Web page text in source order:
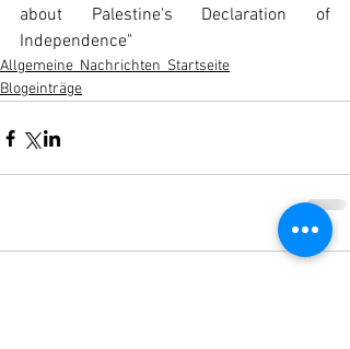
about Palestine's Declaration of
Independence"
Allgemeine_Nachrichten_Startseite
Blogeinträge